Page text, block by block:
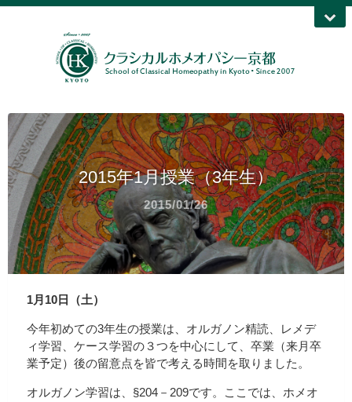
2015年1月授業（3年生）
2015/01/26
1月10 日（土）
今年初めての3年生の授業は、オルガノン精読、レメデ
ィ学習、ケース学習の３つを中心にして、卒業（来月卒
業予定）後の留意点を皆で考える時間を取りました。
オルガノン学習は、§204－209です。ここでは、ホメオ